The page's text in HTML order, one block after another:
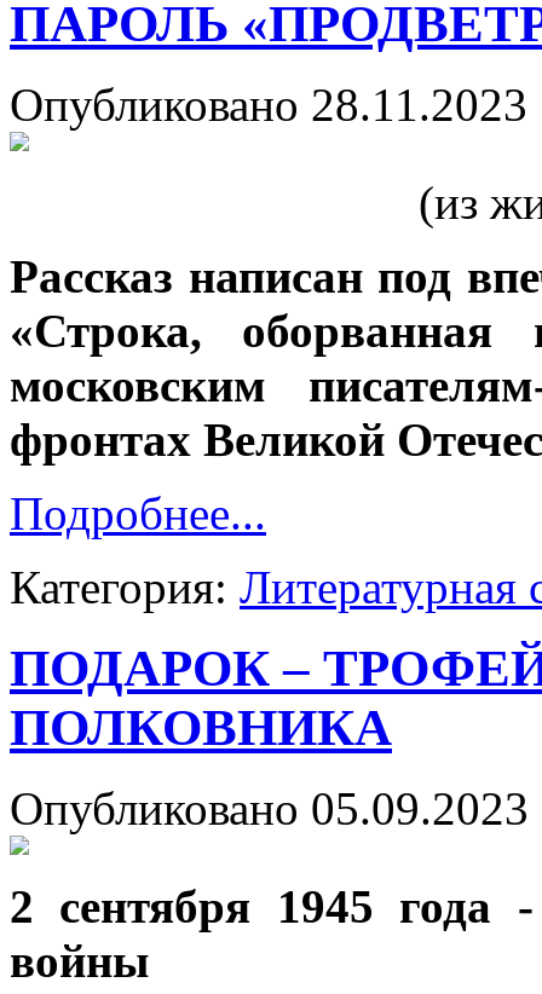
ПАРОЛЬ
Опубликовано 28.11.2023
(из
Рассказ написан под
«Строка, оборванная
московским
фронтах Великой
Подробнее...
Категория: Литературная
ПОДАРОК –
ПОЛКОВНИКА
Опубликовано 05.09.2023
2 сентября 1945 года
войны